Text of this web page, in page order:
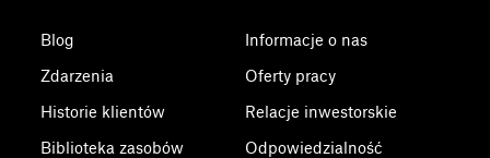
Blog
Zdarzenia
Historie klientów
Biblioteka zasobów
Informacje o nas
Oferty pracy
Relacje inwestorskie
Odpowiedzialność